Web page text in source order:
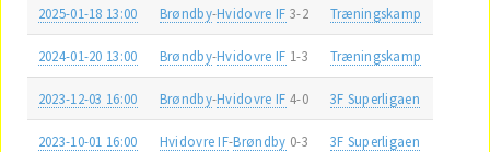
2025-01-18 13:00 Brøndby-Hvidovre IF 3-2 Træningskamp
2024-01-20 13:00 Brøndby-Hvidovre IF 1-3 Træningskamp
2023-12-03 16:00 Brøndby-Hvidovre IF 4-0 3F Superligaen
2023-10-01 16:00 Hvidovre IF-Brøndby 0-3 3F Superligaen